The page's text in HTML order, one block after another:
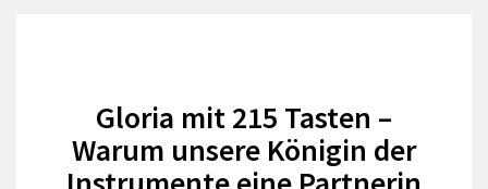
Gloria mit 215 Tasten –
Warum unsere Königin der